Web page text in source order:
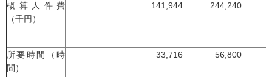
概算人件費
（千円）
141,944 244,240
所要時間（時
間）
33,716 56,800